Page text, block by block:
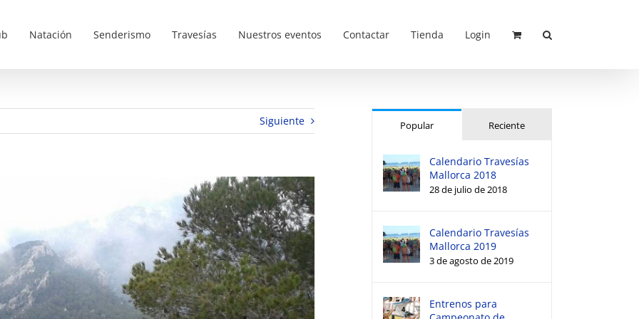
Natación Senderismo Travesías Nuestros eventos Contactar Tienda Login
Siguiente Popular Reciente
Calendario Travesías
Mallorca 2018
28 de julio de 2018
Calendario Travesías
Mallorca 2019
3 de agosto de 2019
Entrenos para